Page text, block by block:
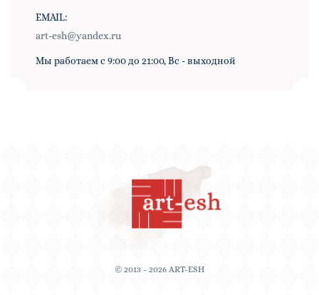
EMAIL:
art-esh@yandex.ru
Мы работаем с 9:00 до 21:00, Вс - выходной
© 2013 - 2026 ART-ESH